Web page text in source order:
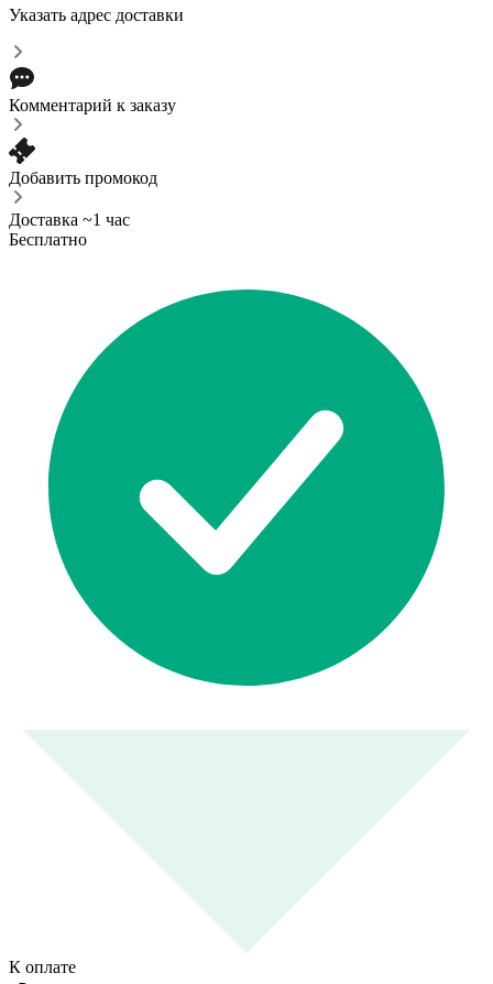
Указать адрес доставки
Комментарий к заказу
Добавить промокод
Доставка ~1 час
Бесплатно
К оплате